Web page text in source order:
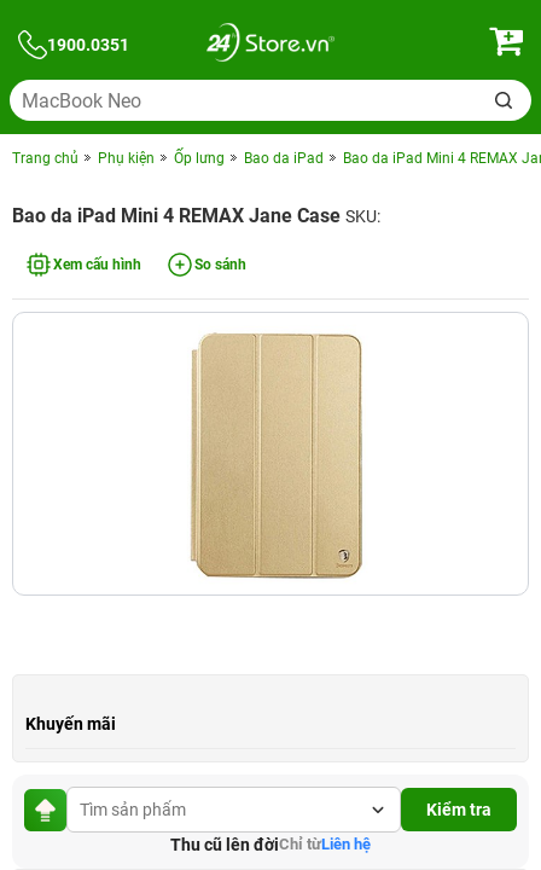
1900.0351
Trang chủ Phụ kiện Ốp lưng Bao da iPad Bao da iPad Mini 4 REMAX
Bao da iPad Mini 4 REMAX Jane Case SKU:
Xem cấu hình So sánh
Khuyến mãi
Kiểm tra
Thu cũ lên đờiChỉ từLiên hệ